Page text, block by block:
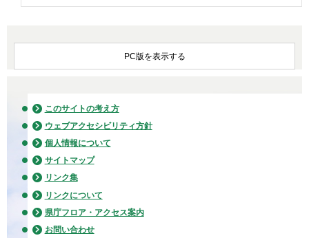
PC版を表示する
このサイトの考え方
ウェブアクセシビリティ方針
個人情報について
サイトマップ
リンク集
リンクについて
県庁フロア・アクセス案内
お問い合わせ